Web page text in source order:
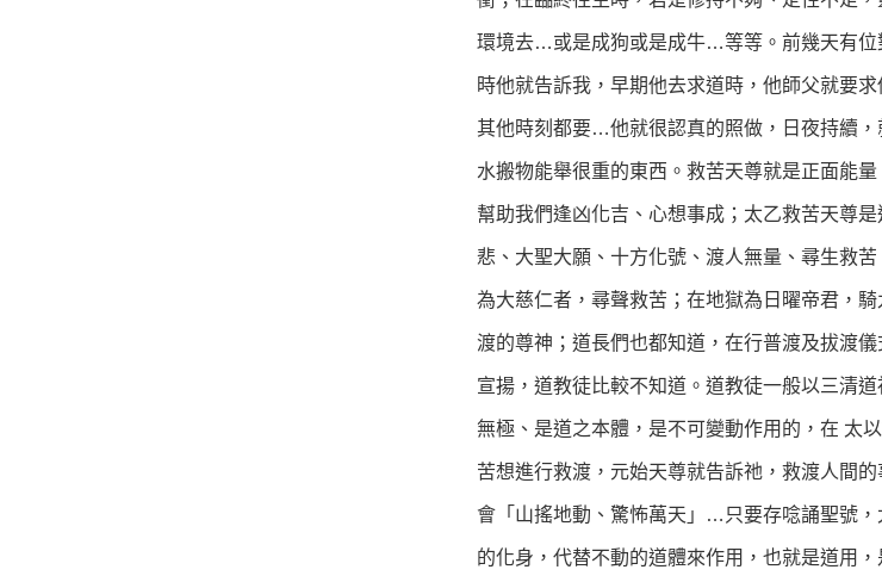
環境去…或是成狗或是成牛…等等。前幾天有位
時他就告訴我，早期他去求道時，他師父就要
其他時刻都要…他就很認真的照做，日夜持續
水搬物能舉很重的東西。救苦天尊就是正面能
幫助我們逢凶化吉、心想事成；太乙救苦天尊
悲、大聖大願、十方化號、渡人無量、尋生救
為大慈仁者，尋聲救苦；在地獄為日曜帝君，
渡的尊神；道長們也都知道，在行普渡及拔渡
宣揚，道教徒比較不知道。道教徒一般以三清
無極、是道之本體，是不可變動作用的，在 太
苦想進行救渡，元始天尊就告訴祂，救渡人間
會「山搖地動、驚怖萬天」…只要存唸誦聖號
的化身，代替不動的道體來作用，也就是道用